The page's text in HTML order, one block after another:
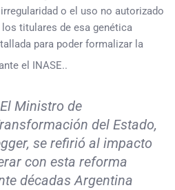
o el uso no autorizado
titulares de esa genética
para poder formalizar la
el INASE..
El Ministro de
del Estado,
se refirió al impacto
con esta reforma
décadas Argentina